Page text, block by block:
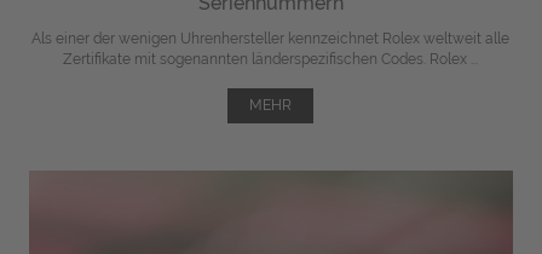
Als einer der wenigen Uhrenhersteller kennzeichnet Rolex weltweit alle
Zertifikate mit sogenannten länderspezifischen Codes. Rolex ...
MEHR